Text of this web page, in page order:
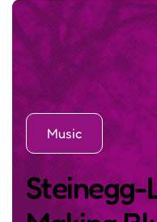
Music
Steinegg-